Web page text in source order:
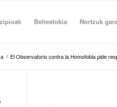
Beheatokia Nortzuk
/ El Observatorio contra la Homofobia pide
.